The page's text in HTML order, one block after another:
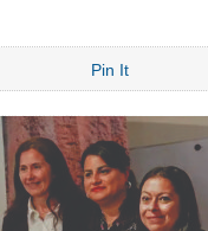
Pin It